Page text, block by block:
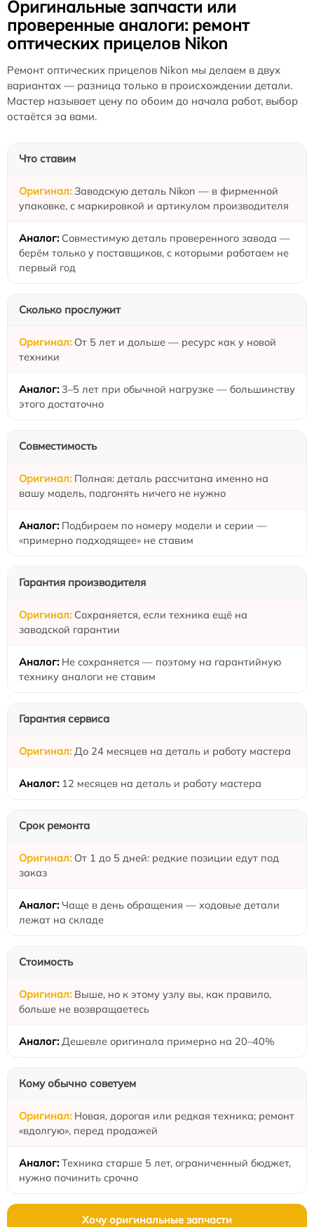
Оригинальные запчасти или
проверенные аналоги: ремонт
оптических прицелов Nikon
Ремонт оптических прицелов Nikon мы делаем в двух
вариантах — разница только в происхождении детали.
Мастер называет цену по обоим до начала работ, выбор
остаётся за вами.
Что ставим
Заводскую деталь Nikon — в фирменной
упаковке, с маркировкой и артикулом производителя
Совместимую деталь проверенного завода —
берём только у поставщиков, с которыми работаем не
первый год
Сколько прослужит
От 5 лет и дольше — ресурс как у новой
техники
3–5 лет при обычной нагрузке — большинству
этого достаточно
Совместимость
Полная: деталь рассчитана именно на
вашу модель, подгонять ничего не нужно
Подбираем по номеру модели и серии —
«примерно подходящее» не ставим
Гарантия производителя
Сохраняется, если техника ещё на
заводской гарантии
Не сохраняется — поэтому на гарантийную
технику аналоги не ставим
Гарантия сервиса
До 24 месяцев на деталь и работу мастера
12 месяцев на деталь и работу мастера
Срок ремонта
От 1 до 5 дней: редкие позиции едут под
заказ
Чаще в день обращения — ходовые детали
лежат на складе
Стоимость
Выше, но к этому узлу вы, как правило,
больше не возвращаетесь
Дешевле оригинала примерно на 20–40%
Кому обычно советуем
Новая, дорогая или редкая техника; ремонт
«вдолгую», перед продажей
Техника старше 5 лет, ограниченный бюджет,
нужно починить срочно
Хочу оригинальные запчасти